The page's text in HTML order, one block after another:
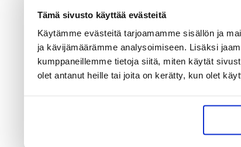
Tämä sivusto käyttää evästeitä
Käytämme evästeitä tarjoamamme sisällön ja
ja kävijämäärämme analysoimiseen. Lisäksi
kumppaneillemme tietoja siitä, miten käytät
olet antanut heille tai joita on kerätty, kun olet
Latausliitännän Flex-